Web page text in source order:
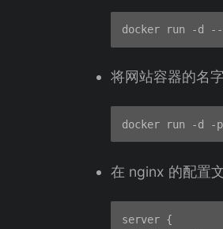
将网站容器的名
在 nginx 的配置
server {